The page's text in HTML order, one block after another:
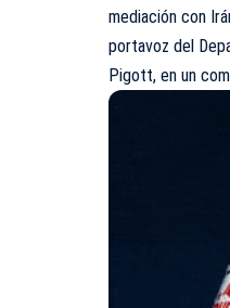
mediación con
portavoz del
Pigott, en un